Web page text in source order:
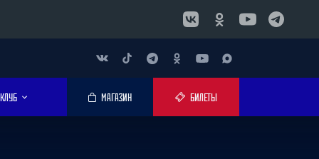
КЛУБ МАГАЗИН БИЛЕТЫ